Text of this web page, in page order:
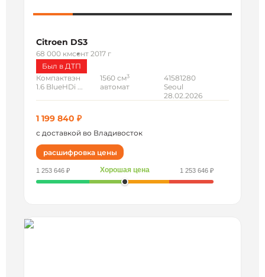
Citroen DS3
68 000 кмсент 2017 г
Был в ДТП
Компактвэн
1.6 BlueHDi ...
1560 см3
автомат
41581280
Seoul
28.02.2026
1 199 840 ₽
с доставкой во Владивосток
расшифровка цены
1 253 646 ₽ Хорошая цена 1 253 646 ₽